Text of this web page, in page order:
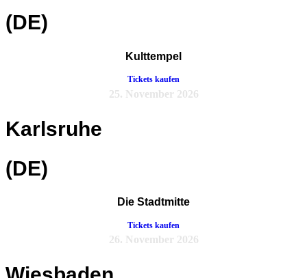
(DE)
Kulttempel
Tickets kaufen
25. November 2026
Karlsruhe
(DE)
Die Stadtmitte
Tickets kaufen
26. November 2026